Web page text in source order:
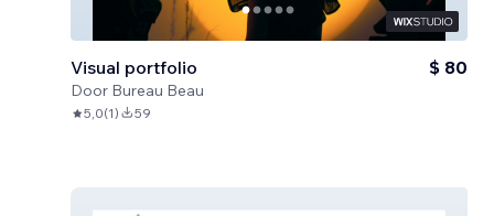
Visual portfolio
Door Bureau Beau
$ 80
5,0(1) 59